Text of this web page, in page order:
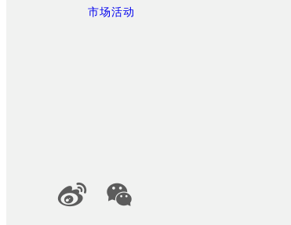
市场活动
Official Social Media Accounts